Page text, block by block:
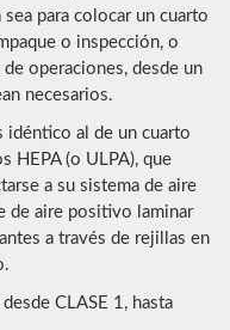
sea para colocar un cuarto
o inspección, o
operaciones, desde un
necesarios.
idéntico al de un cuarto
HEPA (o ULPA), que
a su sistema de aire
de aire positivo laminar
a través de rejillas en
CLASE 1, hasta